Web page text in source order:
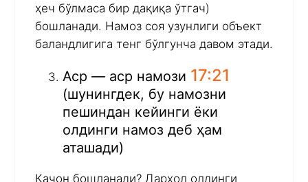
ҳеч бўлмаса бир дақиқа ўтгач)
бошланади. Намоз соя узунлиги объект
баландлигига тенг бўлгунча давом этади.
Аср — аср намози 17:21
(шунингдек, бу намозни
пешиндан кейинги ёки
олдинги намоз деб ҳам
аташади)
Қачон бошланади? Дарҳол олдинги